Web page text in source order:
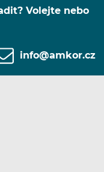
Volejte nebo
info@amkor.cz